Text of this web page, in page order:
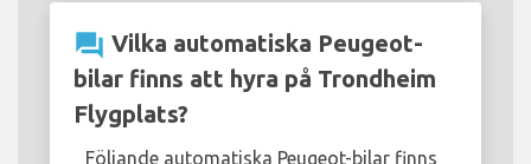
question_answer Vilka automatiska Peugeot-
bilar finns att hyra på Trondheim
Flygplats?
Följande automatiska Peugeot-bilar finns